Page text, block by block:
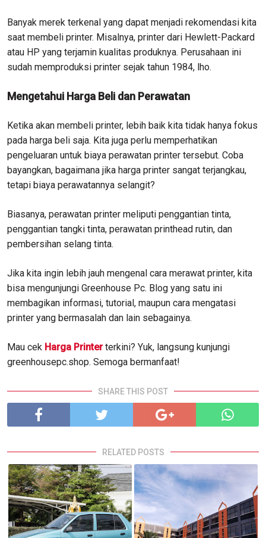
Banyak merek terkenal yang dapat menjadi rekomendasi kita
saat membeli printer. Misalnya, printer dari Hewlett-Packard
atau HP yang terjamin kualitas produknya. Perusahaan ini
sudah memproduksi printer sejak tahun 1984, lho.
Mengetahui Harga Beli dan Perawatan
Ketika akan membeli printer, lebih baik kita tidak hanya fokus
pada harga beli saja. Kita juga perlu memperhatikan
pengeluaran untuk biaya perawatan printer tersebut. Coba
bayangkan, bagaimana jika harga printer sangat terjangkau,
tetapi biaya perawatannya selangit?
Biasanya, perawatan printer meliputi penggantian tinta,
penggantian tangki tinta, perawatan printhead rutin, dan
pembersihan selang tinta.
Jika kita ingin lebih jauh mengenal cara merawat printer, kita
bisa mengunjungi Greenhouse Pc. Blog yang satu ini
membagikan informasi, tutorial, maupun cara mengatasi
printer yang bermasalah dan lain sebagainya.
Mau cek Harga Printerterkini? Yuk, langsung kunjungi
greenhousepc.shop. Semoga bermanfaat!
SHARE THIS POST
RELATED POSTS